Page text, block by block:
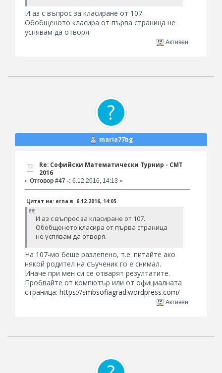
И аз с въпрос за класиране от 107.
Обобщеното класира от първа страница не
успявам да отворя.
Активен
maria77bg
Re: Софийски Математически Турнир - СМТ
2016
« Отговор #47 -: 6.12.2016, 14:13 »
Цитат на: erna в 6.12.2016, 14:05
И аз с въпрос за класиране от 107.
Обобщеното класира от първа страница
не успявам да отворя.
На 107-мо беше разлепено, т.е. питайте ако
някой родител на съученик го е снимал.
Иначе при мен си се отварят резултатите.
Пробвайте от компютър или от официалната
страница: https://smbsofiagrad.wordpress.com/
Активен